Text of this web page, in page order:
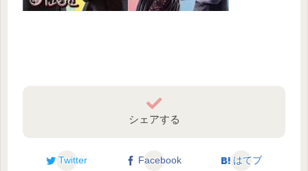
シェアする
Twitter Facebook はてブ